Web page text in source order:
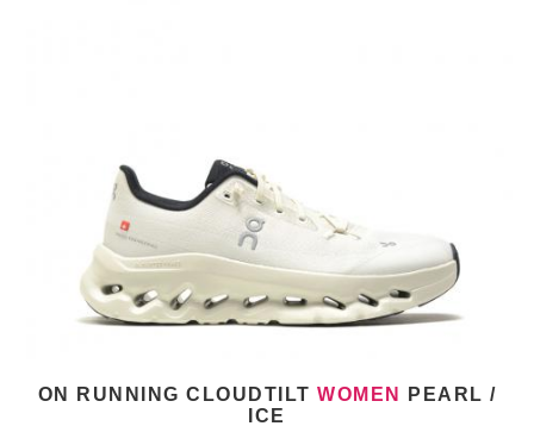
ON RUNNING CLOUDTILT WOMEN
PEARL /
ICE